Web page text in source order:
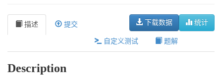
统计
下载数据
描述 提交
自定义测试 题解
Description